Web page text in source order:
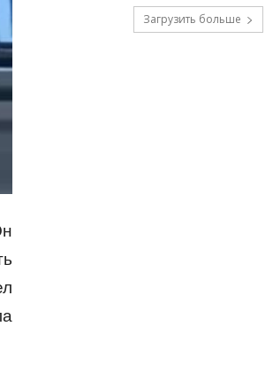
Загрузить больше